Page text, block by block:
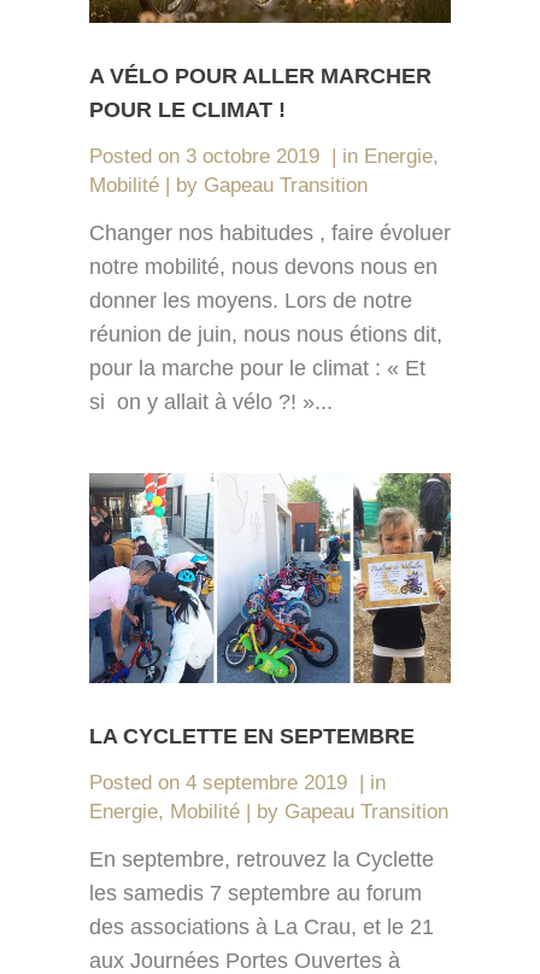
A VÉLO POUR ALLER MARCHER
POUR LE CLIMAT !
Posted on 3 octobre 2019 in Energie,
Mobilité
by Gapeau Transition
Changer nos habitudes , faire évoluer
notre mobilité, nous devons nous en
donner les moyens. Lors de notre
réunion de juin, nous nous étions dit,
pour la marche pour le climat : « Et
si on y allait à vélo ?! »...
LA CYCLETTE EN SEPTEMBRE
Posted on 4 septembre 2019
in
Energie, Mobilité by Gapeau Transition
En septembre, retrouvez la Cyclette
les samedis 7 septembre au forum
des associations à La Crau, et le 21
aux Journées Portes Ouvertes à